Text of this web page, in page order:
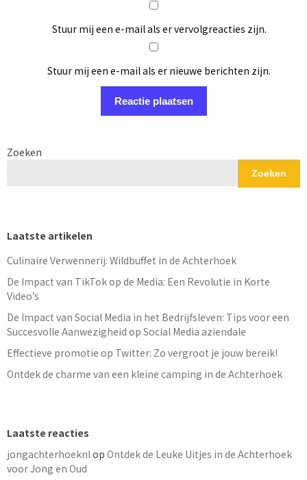
Stuur mij een e-mail als er vervolgreacties zijn.
Stuur mij een e-mail als er nieuwe berichten zijn.
Zoeken
Zoeken
Laatste artikelen
Culinaire Verwennerij: Wildbuffet in de Achterhoek
De Impact van TikTok op de Media: Een Revolutie in Korte
Video’s
De Impact van Social Media in het Bedrijfsleven: Tips voor een
Succesvolle Aanwezigheid op Social Media aziendale
Effectieve promotie op Twitter: Zo vergroot je jouw bereik!
Ontdek de charme van een kleine camping in de Achterhoek
Laatste reacties
jongachterhoeknl op Ontdek de Leuke Uitjes in de Achterhoek
voor Jong en Oud